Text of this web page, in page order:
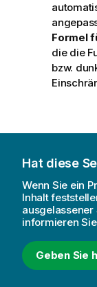
Formel
die die
bzw.
Hat diese
Wenn Sie ein
Inhalt
informieren
Geben Sie